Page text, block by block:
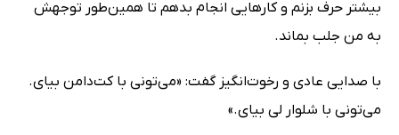
بیشتر حرف بزنم و کارهایی انجام بدهم تا همین‌طور توجهش
به من جلب بماند.
با صدایی عادی و رخوت‌انگیز گفت: «می‌تونی با کت‌دامن بیای.
می‌تونی با شلوار لی بیای.»